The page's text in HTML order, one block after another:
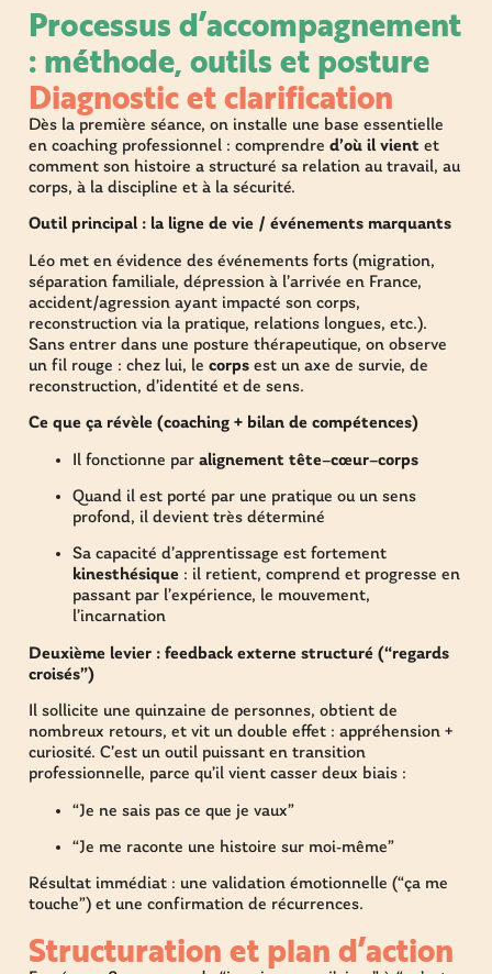
Processus d’accompagnement
: méthode, outils et posture
Diagnostic et clarification
Dès la première séance, on installe une base essentielle
en coaching professionnel : comprendre d’où il vient et
comment son histoire a structuré sa relation au travail, au
corps, à la discipline et à la sécurité.
Outil principal : la ligne de vie / événements marquants
Léo met en évidence des événements forts (migration,
séparation familiale, dépression à l’arrivée en France,
accident/agression ayant impacté son corps,
reconstruction via la pratique, relations longues, etc.).
Sans entrer dans une posture thérapeutique, on observe
un fil rouge : chez lui, le corps est un axe de survie, de
reconstruction, d’identité et de sens.
Ce que ça révèle (coaching + bilan de compétences)
Il fonctionne par alignement tête–cœur–corps
Quand il est porté par une pratique ou un sens
profond, il devient très déterminé
Sa capacité d’apprentissage est fortement
kinesthésique : il retient, comprend et progresse en
passant par l’expérience, le mouvement,
l’incarnation
Deuxième levier : feedback externe structuré (“regards
croisés”)
Il sollicite une quinzaine de personnes, obtient de
nombreux retours, et vit un double effet : appréhension +
curiosité. C’est un outil puissant en transition
professionnelle, parce qu’il vient casser deux biais :
“Je ne sais pas ce que je vaux”
“Je me raconte une histoire sur moi-même”
Résultat immédiat : une validation émotionnelle (“ça me
touche”) et une confirmation de récurrences.
Structuration et plan d’action